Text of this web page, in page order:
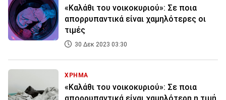
«Καλάθι του νοικοκυριού»: Σε ποια
απορρυπαντικά είναι χαμηλότερες οι
τιμές
30 Δεκ 2023 03:30
ΧΡΗΜΑ
«Καλάθι του νοικοκυριού»: Σε ποια